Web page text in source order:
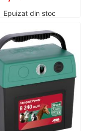
Epuizat din stoc